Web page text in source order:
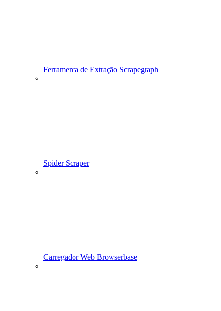
Ferramenta de Extração Scrapegraph
Spider Scraper
Carregador Web Browserbase